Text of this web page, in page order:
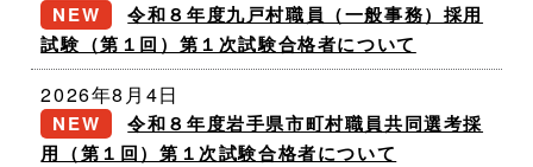
令和８年度九戸村職員（一般事務）採用
試験（第１回）第１次試験合格者について
2026年8月4日
令和８年度岩手県市町村職員共同選考採
用（第１回）第１次試験合格者について